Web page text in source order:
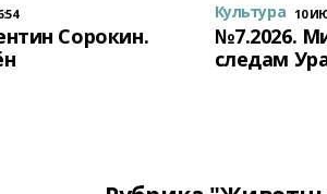
Сорокин.
Культура 10
№7.2026.
следам